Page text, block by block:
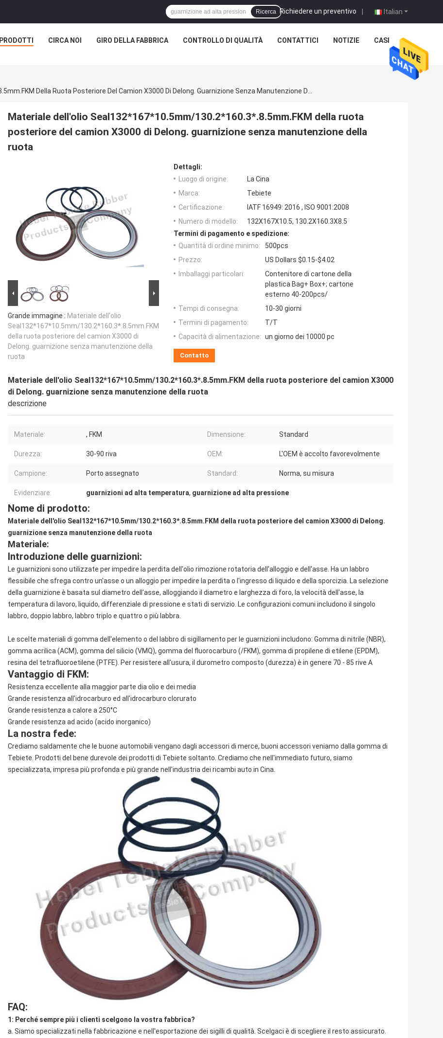
Italian
Richiedere un preventivo |
Ricerca
PRODOTTI CIRCA NOI GIRO DELLA FABBRICA CONTROLLO DI QUALITÀ CONTATTICI NOTIZIE CASI
Materiale dell'olio Seal132*167*10.5mm/130.2*160.3*.8.5mm.FKM della ruota
posteriore del camion X3000 di Delong. guarnizione senza manutenzione della
ruota
Grande immagine : Materiale dell'olio
Seal132*167*10.5mm/130.2*160.3*.8.5mm.FKM
della ruota posteriore del camion X3000 di
Delong. guarnizione senza manutenzione della
ruota
Dettagli:
Luogo di origine:
La Cina
Marca:
Tebiete
Certificazione:
IATF 16949: 2016 , ISO 9001:2008
Numero di modello:
132X167X10.5, 130.2X160.3X8.5
Termini di pagamento e spedizione:
Quantità di ordine minimo:
500pcs
Prezzo:
US Dollars $0.15-$4.02
Imballaggi particolari:
Contenitore di cartone della
plastica Bag+ Box+; cartone
esterno 40-200pcs/
Tempi di consegna:
10-30 giorni
Termini di pagamento:
T/T
Capacità di alimentazione: un giorno dei 10000 pc
Contatto
Materiale dell'olio Seal132*167*10.5mm/130.2*160.3*.8.5mm.FKM della ruota posteriore del camion X3000
di Delong. guarnizione senza manutenzione della ruota
descrizione
Materiale: , FKM Dimensione: Standard
Durezza: 30-90 riva OEM: L'OEM è accolto favorevolmente
Campione: Porto assegnato Standard: Norma, su misura
Evidenziare: guarnizioni ad alta temperatura, guarnizione ad alta pressione
Nome di prodotto:
Materiale dell'olio Seal132*167*10.5mm/130.2*160.3*.8.5mm.FKM della ruota posteriore del camion X3000 di Delong.
guarnizione senza manutenzione della ruota
Materiale:
Introduzione delle guarnizioni:
Le guarnizioni sono utilizzate per impedire la perdita dell'olio rimozione rotatoria dell'alloggio e dell'asse. Ha un labbro
flessibile che sfrega contro un'asse o un alloggio per impedire la perdita o l'ingresso di liquido e della sporcizia. La selezione
della guarnizione è basata sul diametro dell'asse, alloggiando il diametro e larghezza di foro, la velocità dell'asse, la
temperatura di lavoro, liquido, differenziale di pressione e stati di servizio. Le configurazioni comuni includono il singolo
labbro, doppio labbro, labbro triplo e quattro o più labbra.
Le scelte materiali di gomma dell'elemento o del labbro di sigillamento per le guarnizioni includono: Gomma di nitrile (NBR),
gomma acrilica (ACM), gomma del silicio (VMQ), gomma del fluorocarburo (/FKM), gomma di propilene di etilene (EPDM),
resina del tetrafluoroetilene (PTFE). Per resistere all'usura, il durometro composto (durezza) è in genere 70 - 85 rive A
Vantaggio di FKM:
Resistenza eccellente alla maggior parte dia olio e dei media
Grande resistenza all'idrocarburo ed all'idrocarburo clorurato
Grande resistenza a calore a 250°C
Grande resistenza ad acido (acido inorganico)
La nostra fede:
Crediamo saldamente che le buone automobili vengano dagli accessori di merce, buoni accessori veniamo dalla gomma di
Tebiete. Prodotti del bene durevole dei prodotti di Tebiete soltanto. Crediamo che nell'immediato futuro, siamo
specializzata, impresa più profonda e più grande nell'industria dei ricambi auto in Cina.
FAQ:
1: Perché sempre più i clienti scelgono la vostra fabbrica?
a. Siamo specializzati nella fabbricazione e nell'esportazione dei sigilli di qualità. Scelgaci è di scegliere il resto assicurato.